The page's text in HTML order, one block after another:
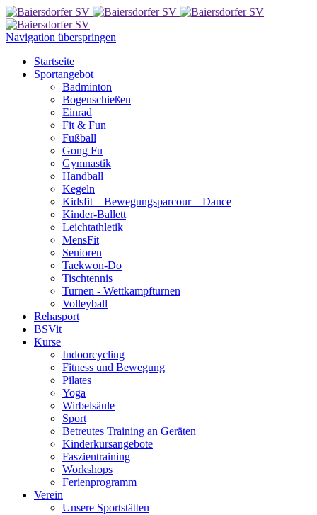
Navigation überspringen
Startseite
Sportangebot
Badminton
Bogenschießen
Einrad
Fit & Fun
Fußball
Gong Fu
Gymnastik
Handball
Kegeln
Kidsfit – Bewegungsparcour – Dance
Kinder-Ballett
Leichtathletik
MensFit
Senioren
Taekwon-Do
Tischtennis
Turnen - Wettkampfturnen
Volleyball
Rehasport
BSVit
Kurse
Indoorcycling
Fitness und Bewegung
Pilates
Yoga
Wirbelsäule
Sport
Betreutes Training an Geräten
Kinderkursangebote
Faszientraining
Workshops
Ferienprogramm
Verein
Unsere Sportstätten